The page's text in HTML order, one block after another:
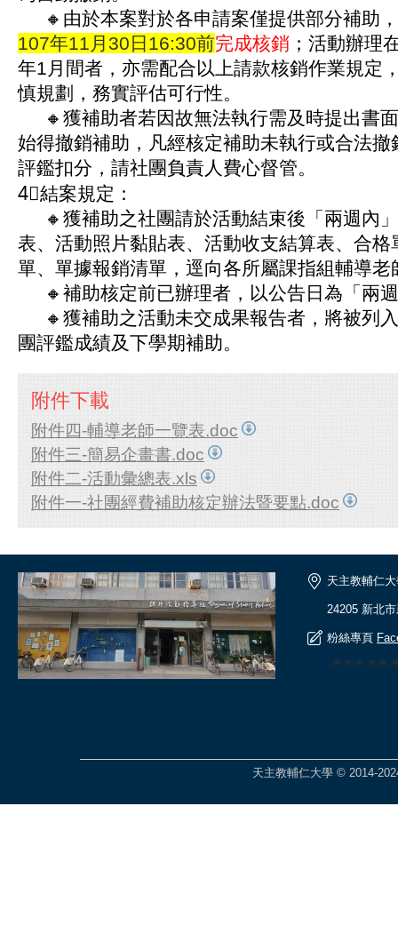
🔸由於本案對於各申請案僅提供部分補助
107年11月30日16:30前完成核銷 ；活動辦理
年1月間者，亦需配合以上請款核銷作業規定
慎規劃，務實評估可行性。
🔸獲補助者若因故無法執行需及時提出書
始得撤銷補助，凡經核定補助未執行或合法撤
評鑑扣分，請社團負責人費心督管。
4⃣結案規定：
🔸獲補助之社團請於活動結束後「兩週內
表、活動照片黏貼表、活動收支結算表、合格
單、單據報銷清單，逕向各所屬課指組輔導老
🔸補助核定前已辦理者，以公告日為「兩
🔸獲補助之活動未交成果報告者，將被列
團評鑑成績及下學期補助。
附件下載
附件四-輔導老師一覽表.doc
附件三-簡易企畫書.doc
附件二-活動彙總表.xls
附件一-社團經費補助核定辦法暨要點.doc
天主教輔仁
24205 新北
粉絲專頁
天主教輔仁大學 © 2014-